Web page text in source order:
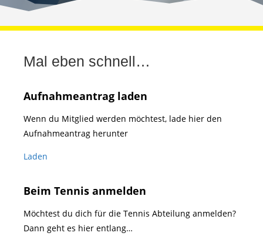
Mal eben schnell…
Aufnahmeantrag laden
Wenn du Mitglied werden möchtest, lade hier den
Aufnahmeantrag herunter
Laden
Beim Tennis anmelden
Möchtest du dich für die Tennis Abteilung anmelden?
Dann geht es hier entlang…